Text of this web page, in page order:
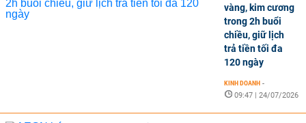
vàng, kim cương
trong 2h buổi
chiều, giữ lịch
trả tiền tối đa
120 ngày
KINH DOANH -
09:47 | 24/07/2026